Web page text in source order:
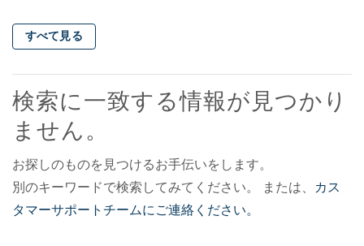
すべて見る
検索に一致する情報が見つかり
ません。
お探しのものを見つけるお手伝いをします。
別のキーワードで検索してみてください。 または、 カス
タマーサポートチームにご連絡ください。